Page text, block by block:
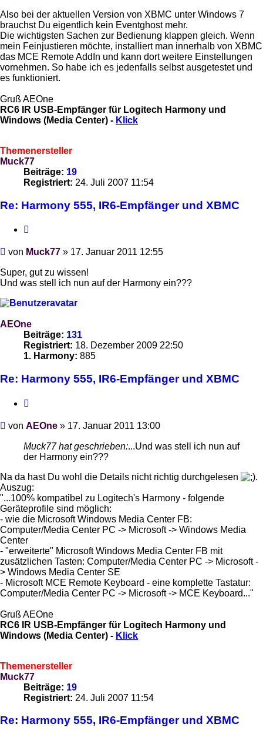
Also bei der aktuellen Version von XBMC unter Windows 7
brauchst Du eigentlich kein Eventghost mehr.
Die wichtigsten Sachen zur Bedienung klappen gleich. Wenn
mein Feinjustieren möchte, installiert man innerhalb von XBMC
das MCE Remote AddIn und kann dort weitere Einstellungen
vornehmen. So habe ich es jedenfalls selbst ausgetestet und
es funktioniert.
Gruß AEOne
RC6 IR USB-Empfänger für Logitech Harmony und
Windows (Media Center) - Klick
Themenersteller
Muck77
Beiträge: 19
Registriert: 24. Juli 2007 11:54
Re: Harmony 555, IR6-Empfänger und XBMC
Beitrag
von Muck77 » 17. Januar 2011 12:55
Super, gut zu wissen!
Und was stell ich nun auf der Harmony ein???
AEOne
Beiträge: 131
Registriert: 18. Dezember 2009 22:50
1. Harmony: 885
Re: Harmony 555, IR6-Empfänger und XBMC
Beitrag
von AEOne » 17. Januar 2011 13:00
Muck77 hat geschrieben:...Und was stell ich nun auf
der Harmony ein???
Na da hast Du wohl die Details nicht richtig durchgelesen
.
Auszug:
"...100% kompatibel zu Logitech's Harmony - folgende
Geräteprofile sind möglich:
- wie die Microsoft Windows Media Center FB:
Computer/Media Center PC -> Microsoft -> Windows Media
Center
- "erweiterte" Microsoft Windows Media Center FB mit
zusätzlichen Tasten: Computer/Media Center PC -> Microsoft -
> Windows Media Center SE
- Microsoft MCE Remote Keyboard - eine komplette Tastatur:
Computer/Media Center PC -> Microsoft -> MCE Keyboard..."
Gruß AEOne
RC6 IR USB-Empfänger für Logitech Harmony und
Windows (Media Center) - Klick
Themenersteller
Muck77
Beiträge: 19
Registriert: 24. Juli 2007 11:54
Re: Harmony 555, IR6-Empfänger und XBMC